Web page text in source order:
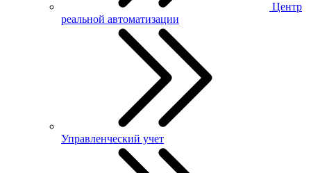
Центр
реальной автоматизации
Управленческий учет